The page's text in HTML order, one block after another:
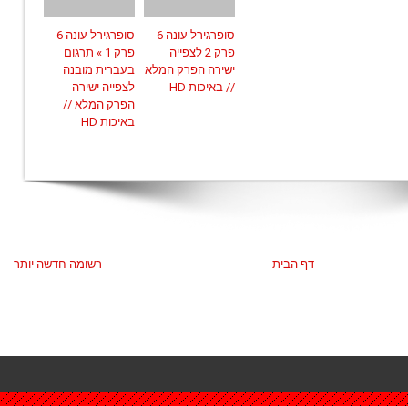
סופרגירל עונה 6
פרק 1 » תרגום
בעברית מובנה
לצפייה ישירה
הפרק המלא //
באיכות HD
סופרגירל עונה 6
פרק 2 לצפייה
ישירה הפרק המלא
// באיכות HD
רשומה חדשה יותר דף הבית